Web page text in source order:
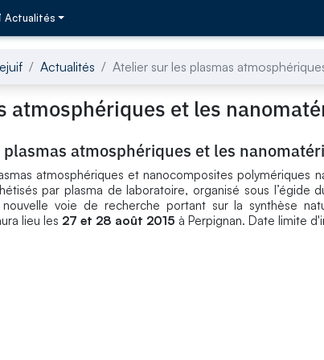
Actualités
Actualités Atelier sur les plasmas
atmosphériques et les
atmosphériques et les
atmosphériques et nanocomposites polymériques
par plasma de laboratoire, organisé sous l’égide
voie de recherche portant sur la synthèse
lieu les 27 et 28 août 2015 à Perpignan. Date limite